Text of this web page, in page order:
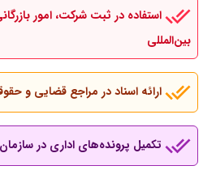
استفاده در ثبت شرکت، امور
بین‌المللی
ارائه اسناد در مراجع قضایی و
تکمیل پرونده‌های اداری در